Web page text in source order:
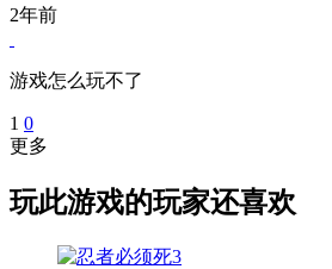
2年前
游戏怎么玩不了
1 0
更多
玩此游戏的玩家还喜欢